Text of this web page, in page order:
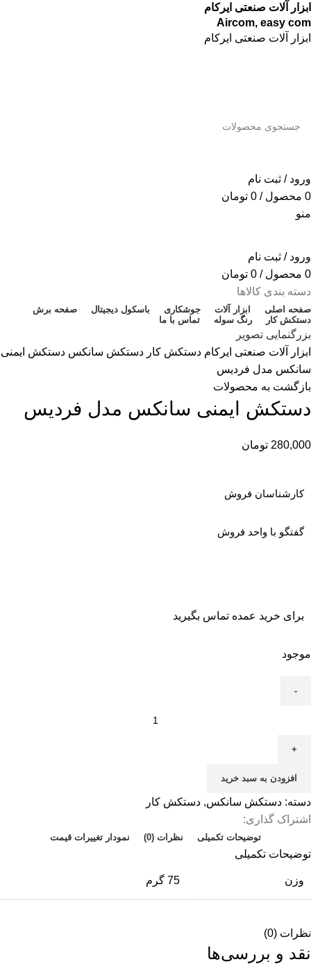
ابزار آلات صنعتی ایرکام
Aircom, easy com
ابزار آلات صنعتی ایرکام
ورود / ثبت نام
0 محصول /
0 تومان
منو
ورود / ثبت نام
0 محصول /
0 تومان
دسته بندی کالاها
صفحه اصلی ابزار آلات جوشکاری باسکول دیجیتال
صفحه برش
دستکش کار
رنگ سوله تماس با ما
بزرگنمایی تصویر
ابزار آلات صنعتی ایرکام دستکش کار دستکش سانکس دستکش ایمنی
سانکس مدل فردیس
بازگشت به محصولات
دستکش ایمنی سانکس مدل فردیس
280,000 تومان
کارشناسان فروش
گفتگو با واحد فروش
برای خرید عمده تماس بگیرید
موجود
افزودن به سبد خرید
دسته: دستکش سانکس, دستکش کار
اشتراک گذاری:
توضیحات تکمیلی نظرات (0) نمودار تغییرات قیمت
توضیحات تکمیلی
وزن 75 گرم
نظرات (0)
نقد و بررسی‌ها